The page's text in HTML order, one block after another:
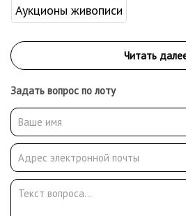
Аукционы живописи
Задать вопрос по лоту